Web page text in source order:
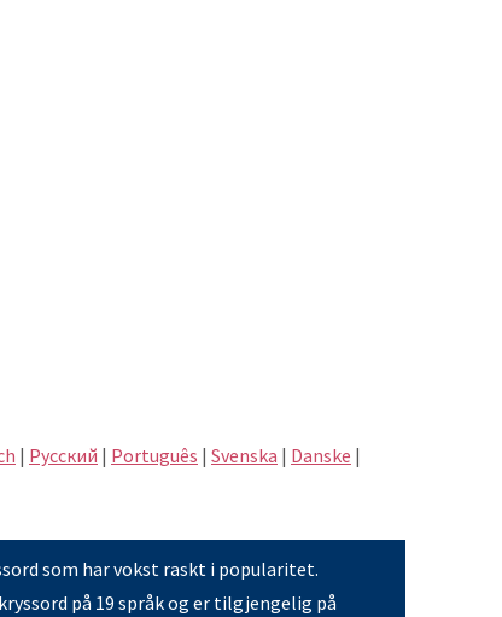
| Pусский | Português | Svenska | Danske |
som har vokst raskt i popularitet.
på 19 språk og er tilgjengelig på